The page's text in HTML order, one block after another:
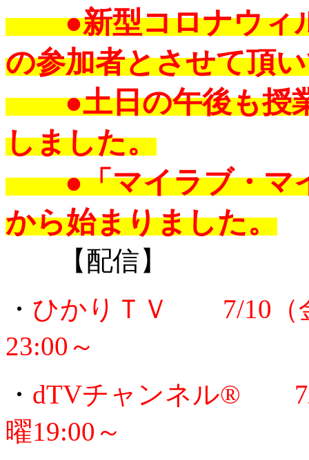
●新型コロナウィル
の参加者とさせて頂
●土日の午後も授業
しました。
●「マイラブ・マイ
から始まりました。
【配信】
・ ひかりＴＶ 7/10（
23:00～
・ dTVチャンネル®
曜19:00～